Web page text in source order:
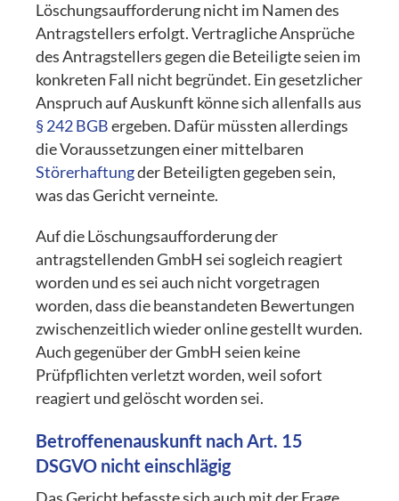
Löschungsaufforderung nicht im Namen des
Antragstellers erfolgt. Vertragliche Ansprüche
des Antragstellers gegen die Beteiligte seien im
konkreten Fall nicht begründet. Ein gesetzlicher
Anspruch auf Auskunft könne sich allenfalls aus
§ 242 BGBergeben. Dafür müssten allerdings
die Voraussetzungen einer mittelbaren
Störerhaftungder Beteiligten gegeben sein,
was das Gericht verneinte.
Auf die Löschungsaufforderung der
antragstellenden GmbH sei sogleich reagiert
worden und es sei auch nicht vorgetragen
worden, dass die beanstandeten Bewertungen
zwischenzeitlich wieder online gestellt wurden.
Auch gegenüber der GmbH seien keine
Prüfpflichten verletzt worden, weil sofort
reagiert und gelöscht worden sei.
Betroffenenauskunft nachArt. 15
DSGVO nicht einschlägig